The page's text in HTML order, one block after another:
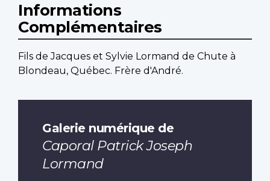
Informations
Complémentaires
Fils de Jacques et Sylvie Lormand de Chute à
Blondeau, Québec. Frère d'André.
Galerie numérique de
Caporal Patrick Joseph
Lormand